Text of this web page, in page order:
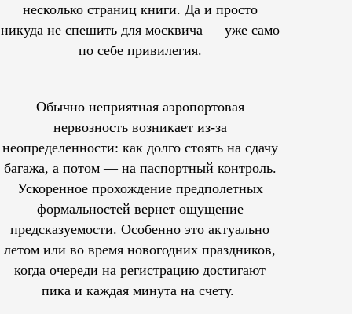
несколько страниц книги. Да и просто
никуда не спешить для москвича — уже само
по себе привилегия.
Обычно неприятная аэропортовая
нервозность возникает из-за
неопределенности: как долго стоять на сдачу
багажа, а потом — на паспортный контроль.
Ускоренное прохождение предполетных
формальностей вернет ощущение
предсказуемости. Особенно это актуально
летом или во время новогодних праздников,
когда очереди на регистрацию достигают
пика и каждая минута на счету.